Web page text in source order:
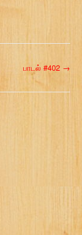
பாடல் #402 →